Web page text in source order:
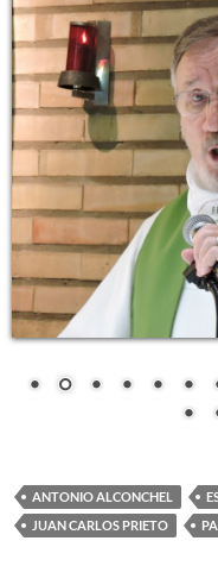
ANTONIO ALCONCHEL
JUAN CARLOS PRIETO